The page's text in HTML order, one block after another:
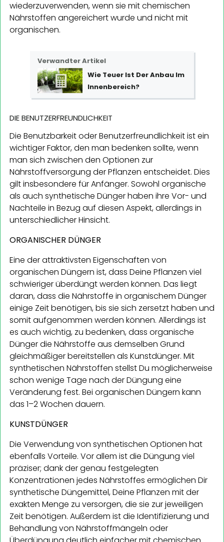
wiederzuverwenden, wenn sie mit chemischen
Nährstoffen angereichert wurde und nicht mit
organischen.
Verwandter Artikel
Wie Teuer Ist Der Anbau Im
Innenbereich?
DIE BENUTZERFREUNDLICHKEIT
Die Benutzbarkeit oder Benutzerfreundlichkeit ist ein
wichtiger Faktor, den man bedenken sollte, wenn
man sich zwischen den Optionen zur
Nährstoffversorgung der Pflanzen entscheidet. Dies
gilt insbesondere für Anfänger. Sowohl organische
als auch synthetische Dünger haben ihre Vor- und
Nachteile in Bezug auf diesen Aspekt, allerdings in
unterschiedlicher Hinsicht.
ORGANISCHER DÜNGER
Eine der attraktivsten Eigenschaften von
organischen Düngern ist, dass Deine Pflanzen viel
schwieriger überdüngt werden können. Das liegt
daran, dass die Nährstoffe in organischem Dünger
einige Zeit benötigen, bis sie sich zersetzt haben und
somit aufgenommen werden können. Allerdings ist
es auch wichtig, zu bedenken, dass organische
Dünger die Nährstoffe aus demselben Grund
gleichmäßiger bereitstellen als Kunstdünger. Mit
synthetischen Nährstoffen stellst Du möglicherweise
schon wenige Tage nach der Düngung eine
Veränderung fest. Bei organischen Düngern kann
das 1–2 Wochen dauern.
KUNSTDÜNGER
Die Verwendung von synthetischen Optionen hat
ebenfalls Vorteile. Vor allem ist die Düngung viel
präziser; dank der genau festgelegten
Konzentrationen jedes Nährstoffes ermöglichen Dir
synthetische Düngemittel, Deine Pflanzen mit der
exakten Menge zu versorgen, die sie zur jeweiligen
Zeit benötigen. Außerdem ist die Identifizierung und
Behandlung von Nährstoffmängeln oder